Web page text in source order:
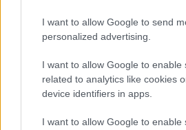
I want to allow Google to send
personalized advertising.
I want to allow Google to enable
related to analytics like cookies
device identifiers in apps.
I want to allow Google to enable